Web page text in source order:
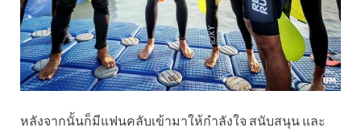
หลังจากนั้นก็มีแฟนคลับเข้ามาให้กำลังใจ สนับสนุน และ